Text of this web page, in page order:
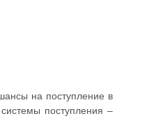
на поступление в
поступления –